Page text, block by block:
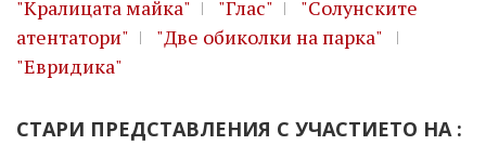
"Кралицата майка" "Глас"
"Солунските
атентатори"
"Две обиколки на парка"
"Евридика"
СТАРИ ПРЕДСТАВЛЕНИЯ С УЧАСТИЕТО НА :